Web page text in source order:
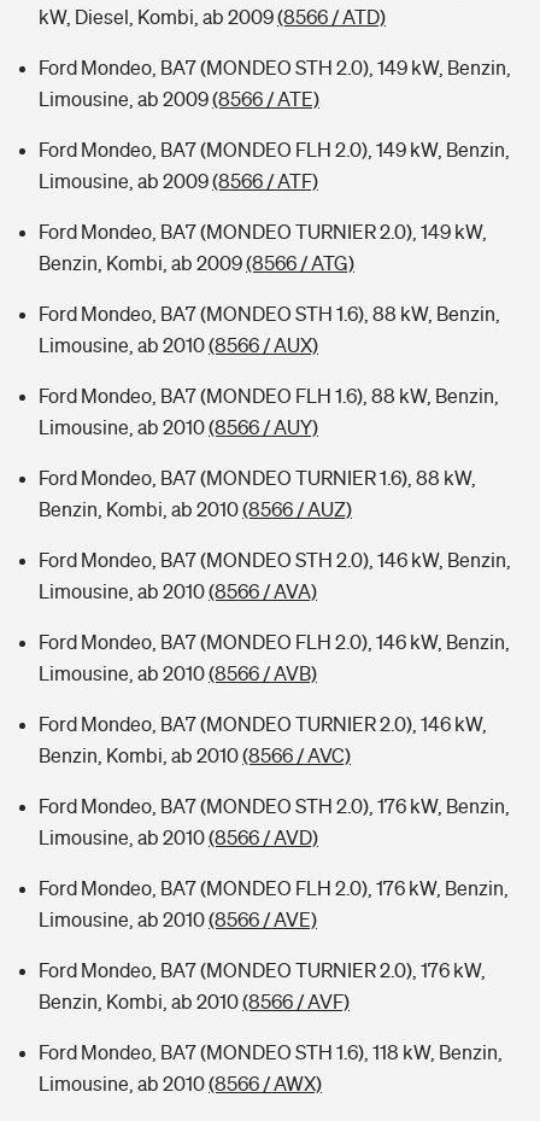
kW, Diesel, Kombi, ab 2009(8566 / ATD)
Ford Mondeo, BA7 (MONDEO STH 2.0), 149 kW, Benzin,
Limousine, ab 2009(8566 / ATE)
Ford Mondeo, BA7 (MONDEO FLH 2.0), 149 kW, Benzin,
Limousine, ab 2009(8566 / ATF)
Ford Mondeo, BA7 (MONDEO TURNIER 2.0), 149 kW,
Benzin, Kombi, ab 2009(8566 / ATG)
Ford Mondeo, BA7 (MONDEO STH 1.6), 88 kW, Benzin,
Limousine, ab 2010(8566 / AUX)
Ford Mondeo, BA7 (MONDEO FLH 1.6), 88 kW, Benzin,
Limousine, ab 2010(8566 / AUY)
Ford Mondeo, BA7 (MONDEO TURNIER 1.6), 88 kW,
Benzin, Kombi, ab 2010(8566 / AUZ)
Ford Mondeo, BA7 (MONDEO STH 2.0), 146 kW, Benzin,
Limousine, ab 2010(8566 / AVA)
Ford Mondeo, BA7 (MONDEO FLH 2.0), 146 kW, Benzin,
Limousine, ab 2010(8566 / AVB)
Ford Mondeo, BA7 (MONDEO TURNIER 2.0), 146 kW,
Benzin, Kombi, ab 2010(8566 / AVC)
Ford Mondeo, BA7 (MONDEO STH 2.0), 176 kW, Benzin,
Limousine, ab 2010(8566 / AVD)
Ford Mondeo, BA7 (MONDEO FLH 2.0), 176 kW, Benzin,
Limousine, ab 2010(8566 / AVE)
Ford Mondeo, BA7 (MONDEO TURNIER 2.0), 176 kW,
Benzin, Kombi, ab 2010(8566 / AVF)
Ford Mondeo, BA7 (MONDEO STH 1.6), 118 kW, Benzin,
Limousine, ab 2010(8566 / AWX)